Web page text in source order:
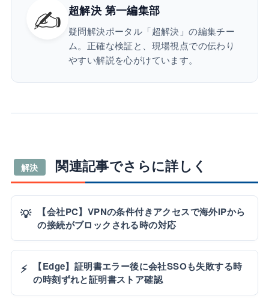
✍️ 超解決 第一編集部
疑問解決ポータル「超解決」の編集チー
ム。正確な検証と、現場視点での伝わり
やすい解説を心がけています。
解決 関連記事でさらに詳しく
💡
【会社PC】VPNの条件付きアクセスで海外IPから
の接続がブロックされる時の対応
⚡
【Edge】証明書エラー後に会社SSOも失敗する時
の時刻ずれと証明書ストア確認